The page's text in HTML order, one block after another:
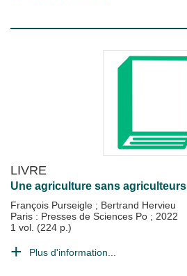
LIVRE
Une agriculture sans agriculteurs
François Purseigle ; Bertrand Hervieu
Paris : Presses de Sciences Po ; 2022
1 vol. (224 p.)
Plus d'information...